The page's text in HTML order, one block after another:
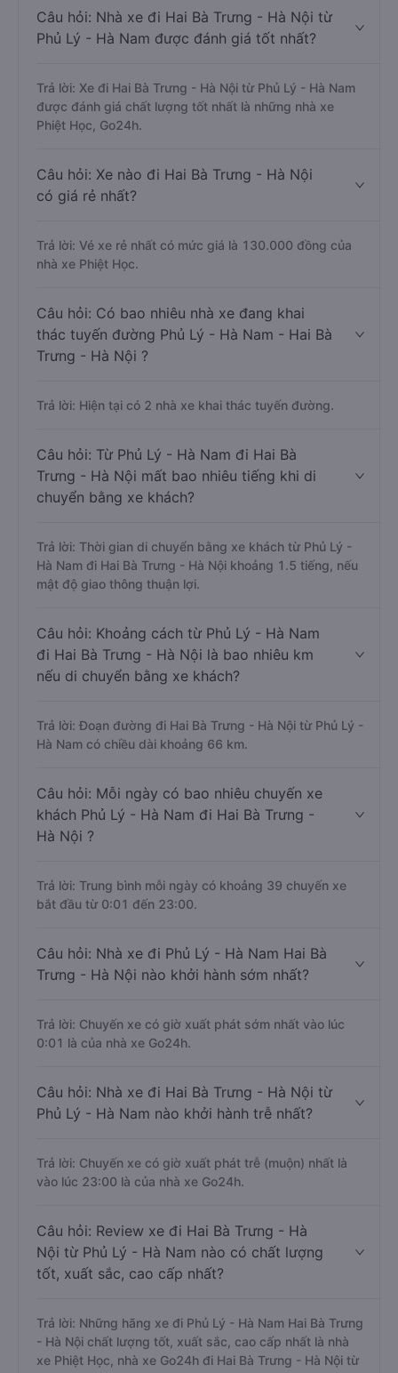
Câu hỏi: Nhà xe đi Hai Bà Trưng - Hà Nội từ
Phủ Lý - Hà Nam được đánh giá tốt nhất?
Trả lời: Xe đi Hai Bà Trưng - Hà Nội từ Phủ Lý - Hà Nam
được đánh giá chất lượng tốt nhất là những nhà xe
Phiệt Học, Go24h.
Câu hỏi: Xe nào đi Hai Bà Trưng - Hà Nội
có giá rẻ nhất?
Trả lời: Vé xe rẻ nhất có mức giá là 130.000 đồng của
nhà xe Phiệt Học.
Câu hỏi: Có bao nhiêu nhà xe đang khai
thác tuyến đường Phủ Lý - Hà Nam - Hai Bà
Trưng - Hà Nội ?
Trả lời: Hiện tại có 2 nhà xe khai thác tuyến đường.
Câu hỏi: Từ Phủ Lý - Hà Nam đi Hai Bà
Trưng - Hà Nội mất bao nhiêu tiếng khi di
chuyển bằng xe khách?
Trả lời: Thời gian di chuyển bằng xe khách từ Phủ Lý -
Hà Nam đi Hai Bà Trưng - Hà Nội khoảng 1.5 tiếng, nếu
mật độ giao thông thuận lợi.
Câu hỏi: Khoảng cách từ Phủ Lý - Hà Nam
đi Hai Bà Trưng - Hà Nội là bao nhiêu km
nếu di chuyển bằng xe khách?
Trả lời: Đoạn đường đi Hai Bà Trưng - Hà Nội từ Phủ Lý -
Hà Nam có chiều dài khoảng 66 km.
Câu hỏi: Mỗi ngày có bao nhiêu chuyến xe
khách Phủ Lý - Hà Nam đi Hai Bà Trưng -
Hà Nội ?
Trả lời: Trung bình mỗi ngày có khoảng 39 chuyến xe
bắt đầu từ 0:01 đến 23:00.
Câu hỏi: Nhà xe đi Phủ Lý - Hà Nam Hai Bà
Trưng - Hà Nội nào khởi hành sớm nhất?
Trả lời: Chuyến xe có giờ xuất phát sớm nhất vào lúc
0:01 là của nhà xe Go24h.
Câu hỏi: Nhà xe đi Hai Bà Trưng - Hà Nội từ
Phủ Lý - Hà Nam nào khởi hành trễ nhất?
Trả lời: Chuyến xe có giờ xuất phát trễ (muộn) nhất là
vào lúc 23:00 là của nhà xe Go24h.
Câu hỏi: Review xe đi Hai Bà Trưng - Hà
Nội từ Phủ Lý - Hà Nam nào có chất lượng
tốt, xuất sắc, cao cấp nhất?
Trả lời: Những hãng xe đi Phủ Lý - Hà Nam Hai Bà Trưng
- Hà Nội chất lượng tốt, xuất sắc, cao cấp nhất là nhà
xe Phiệt Học, nhà xe Go24h đi Hai Bà Trưng - Hà Nội từ